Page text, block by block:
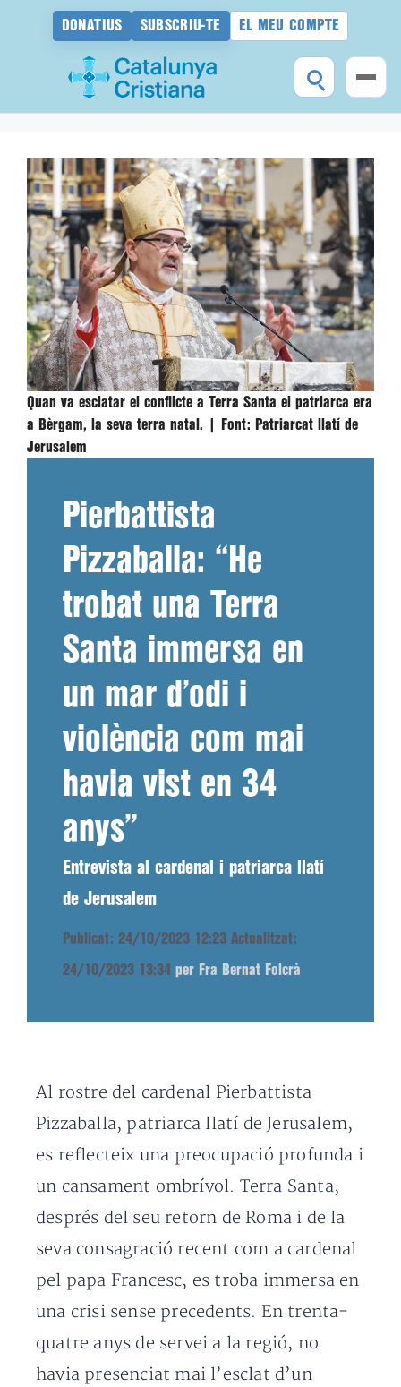
DONATIUS SUBSCRIU-TE EL MEU COMPTE
contingut
Quan va esclatar el conflicte a Terra Santa el patriarca era
a Bèrgam, la seva terra natal. |
Font: Patriarcat llatí de
Jerusalem
Pierbattista
Pizzaballa: “He
trobat una Terra
Santa immersa en
un mar d’odi i
violència com mai
havia vist en 34
anys”
Entrevista al cardenal i patriarca llatí
de Jerusalem
Publicat: 24/10/2023 12:23 Actualitzat:
24/10/2023 13:34 per Fra Bernat Folcrà
Al rostre del cardenal Pierbattista
Pizzaballa, patriarca llatí de Jerusalem,
es reflecteix una preocupació profunda i
un cansament ombrívol. Terra Santa,
després del seu retorn de Roma i de la
seva consagració recent com a cardenal
pel papa Francesc, es troba immersa en
una crisi sense precedents. En trenta-
quatre anys de servei a la regió, no
havia presenciat mai l’esclat d’un